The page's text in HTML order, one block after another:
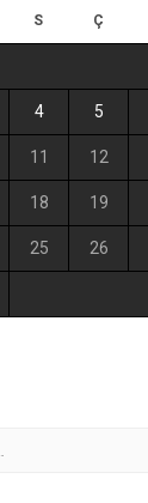
S Ç
4 5
11 12
18 19
25 26